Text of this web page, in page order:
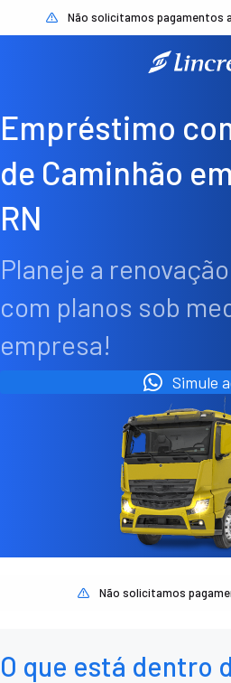
Não solicitamos pagamentos
Empréstimo
de Caminhão
RN
Planeje a
com planos sob
empresa!
Simule
Não solicitamos
O que está dentro